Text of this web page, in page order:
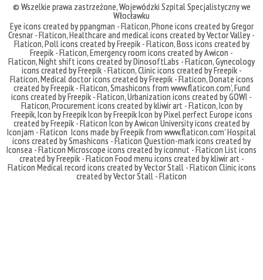
© Wszelkie prawa zastrzeżone,Wojewódzki Szpital Specjalistyczny we
Włocławku
Eye icons created by ppangman - Flaticon,Phone icons created by Gregor
Cresnar - Flaticon,Healthcare and medical icons created by Vector Valley -
Flaticon,Poll icons created by Freepik - Flaticon,Boss icons created by
Freepik - Flaticon,Emergency room icons created by Awicon -
Flaticon,Night shift icons created by DinosoftLabs - Flaticon,Gynecology
icons created by Freepik - Flaticon,Clinic icons created by Freepik -
Flaticon,Medical doctor icons created by Freepik - Flaticon,Donate icons
created by Freepik - Flaticon,Smashicons from www.flaticon.com',Fund
icons created by Freepik - Flaticon,Urbanization icons created by GOWI -
Flaticon,Procurement icons created by kliwir art - Flaticon,Icon by
Freepik,Icon by FreepikIcon by FreepikIcon by Pixel perfectEurope icons
created by Freepik - Flaticon Icon by Awicon University icons created by
Iconjam - Flaticon Icons made byFreepik from www.flaticon.com'Hospital
icons created by Smashicons - Flaticon Question-mark icons created by
Iconsea - Flaticon Microscope icons created by iconnut - Flaticon List icons
created by Freepik - Flaticon Food menu icons created by kliwir art -
Flaticon Medical record icons created by Vector Stall - Flaticon Clinic icons
created by Vector Stall - Flaticon